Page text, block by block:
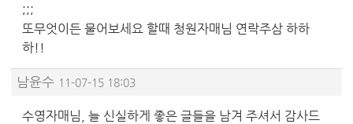
;;;
또무엇이든 물어보세요 할때 청원자매님 연락주삼 하하
하!!
남윤수 11-07-15 18:03
수영자매님, 늘 신실하게 좋은 글들을 남겨 주셔서 감사드